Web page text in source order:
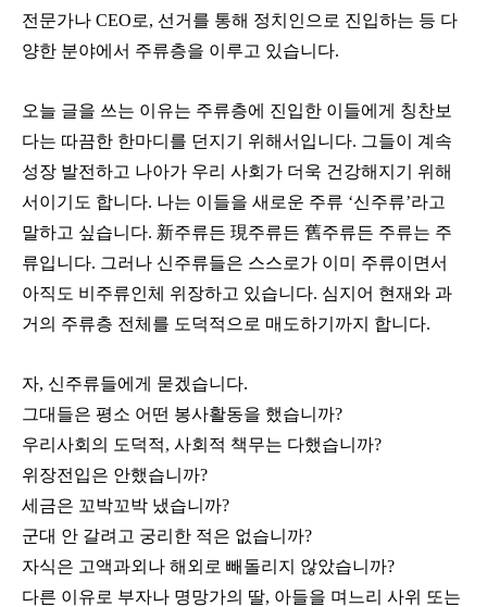
전문가나 CEO로, 선거를 통해 정치인으로 진입하는 등 다
양한 분야에서 주류층을 이루고 있습니다.
오늘 글을 쓰는 이유는 주류층에 진입한 이들에게 칭찬보
다는 따끔한 한마디를 던지기 위해서입니다. 그들이 계속
성장 발전하고 나아가 우리 사회가 더욱 건강해지기 위해
서이기도 합니다. 나는 이들을 새로운 주류 ‘신주류’라고
말하고 싶습니다. 新주류든 現주류든 舊주류든 주류는 주
류입니다. 그러나 신주류들은 스스로가 이미 주류이면서
아직도 비주류인체 위장하고 있습니다. 심지어 현재와 과
거의 주류층 전체를 도덕적으로 매도하기까지 합니다.
자, 신주류들에게 묻겠습니다.
그대들은 평소 어떤 봉사활동을 했습니까?
우리사회의 도덕적, 사회적 책무는 다했습니까?
위장전입은 안했습니까?
세금은 꼬박꼬박 냈습니까?
군대 안 갈려고 궁리한 적은 없습니까?
자식은 고액과외나 해외로 빼돌리지 않았습니까?
다른 이유로 부자나 명망가의 딸, 아들을 며느리 사위 또는